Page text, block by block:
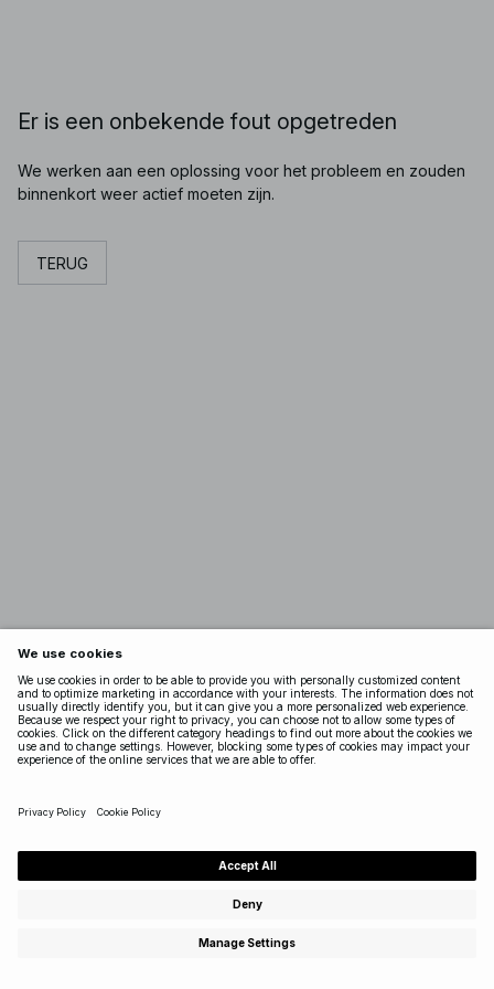
Er is een onbekende fout opgetreden
We werken aan een oplossing voor het probleem en zouden
binnenkort weer actief moeten zijn.
TERUG